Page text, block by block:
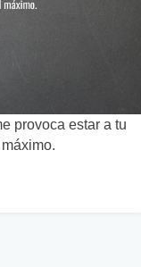
provoca estar a tu